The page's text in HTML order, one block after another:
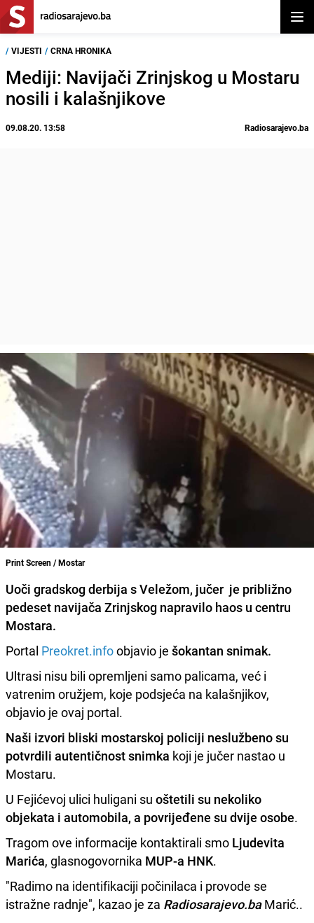
/ VIJESTI / CRNA HRONIKA
Mediji: Navijači Zrinjskog u Mostaru
nosili i kalašnjikove
09.08.20. 13:58 Radiosarajevo.ba
Print Screen / Mostar
Uoči gradskog derbija sVeležom, jučer je približno
pedeset navijača Zrinjskog napravilo haos u centru
Mostara.
Portal Preokret.infoobjavio je šokantan snimak.
Ultrasi nisu bili opremljeni samo palicama, već i
vatrenim oružjem, koje podsjeća na kalašnjikov,
objavio je ovaj portal.
Naši izvori bliski mostarskoj policiji neslužbeno su
potvrdili autentičnost snimka koji je jučer nastao u
Mostaru.
U Fejićevoj ulici huligani su oštetili su nekoliko
objekata i automobila, a povrijeđene su dvije osobe.
Tragom ove informacije kontaktirali smo Ljudevita
Marića, glasnogovornika MUP-a HNK.
"Radimo na identifikaciji počinilaca i provode se
istražne radnje", kazao je za Radiosarajevo.baMarić..